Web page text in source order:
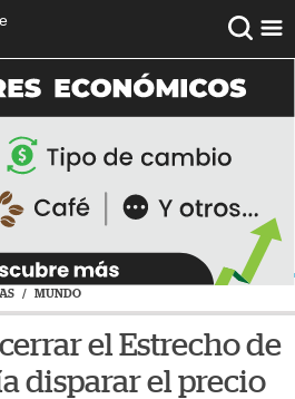
/ MUNDO
el Estrecho de
disparar el precio